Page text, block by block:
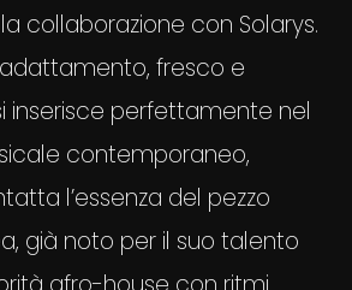
collaborazione con Solarys.
fresco e
inserisce perfettamente nel
contemporaneo,
l’essenza del pezzo
già noto per il suo talento